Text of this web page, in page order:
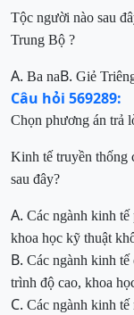
Tộc người nào sau
Trung Bộ ?
A. Ba naB. Giẻ
Câu hỏi 569289:
Chọn phương án trả
Kinh tế truyền thống
sau đây?
A. Các ngành kinh tế
khoa học kỹ thuật
B. Các ngành kinh tế
trình độ cao, khoa
C. Các ngành kinh tế